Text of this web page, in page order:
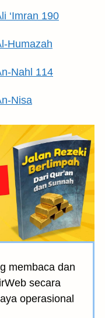
‘Imran 190
Humazah
Nahl 114
Nisa
membaca dan
secara
operasional